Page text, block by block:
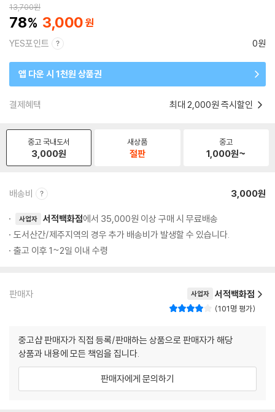
13,700원
78 3,000
YES포인트 0원
앱 다운 시 1천원 상품권
결제혜택 최대 2,000원 즉시할인
중고 국내도서
3,000원
새상품
절판
중고
1,000원~
배송비 3,000원
사업자 서적백화점에서 35,000원 이상 구매 시 무료배송
도서산간/제주지역의 경우 추가 배송비가 발생할 수 있습니다.
출고 이후 1~2일 이내 수령
판매자 사업자 서적백화점
101명 평가
중고샵 판매자가 직접 등록/판매하는 상품으로 판매자가 해당
상품과 내용에 모든 책임을 집니다.
판매자에게 문의하기